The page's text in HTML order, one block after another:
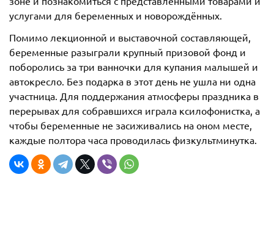
услугами для беременных и новорождённых.
Помимо лекционной и выставочной составляющей,
беременные разыграли крупный призовой фонд и
поборолись за три ванночки для купания малышей и
автокресло. Без подарка в этот день не ушла ни одна
участница. Для поддержания атмосферы праздника в
перерывах для собравшихся играла ксилофонистка, а
чтобы беременные не засиживались на оном месте,
каждые полтора часа проводилась физкультминутка.